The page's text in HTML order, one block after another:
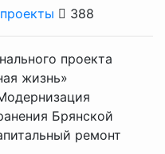
388
проекта
жизнь»
Брянской
ремонт